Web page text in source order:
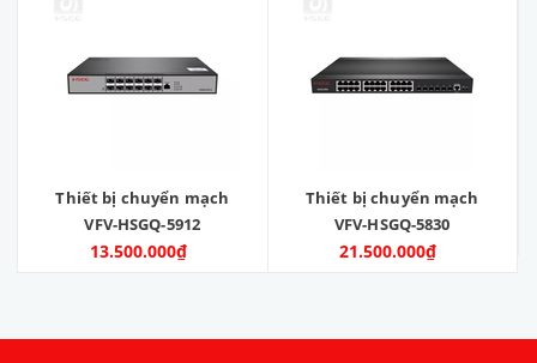
Thiết bị chuyển mạch
VFV-HSGQ-5912
13.500.000₫
Thiết bị chuyển mạch
VFV-HSGQ-5830
21.500.000₫